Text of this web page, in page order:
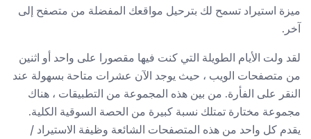
ميزة استيراد تسمح لك بترحيل مواقعك المفضلة من متصفح إلى
آخر.
لقد ولت الأيام الطويلة التي كنت فيها مقصورا على واحد أو اثنين
من متصفحات الويب ، حيث يوجد الآن عشرات متاحة بسهولة عند
النقر على الفأرة. من بين هذه المجموعة من التطبيقات ، هناك
مجموعة مختارة تمتلك نسبة كبيرة من الحصة السوقية الكلية.
يقدم كل واحد من هذه المتصفحات الشائعة وظيفة الاستيراد /